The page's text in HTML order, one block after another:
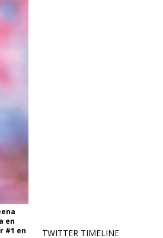
en
#1 en
TWITTER TIMELINE